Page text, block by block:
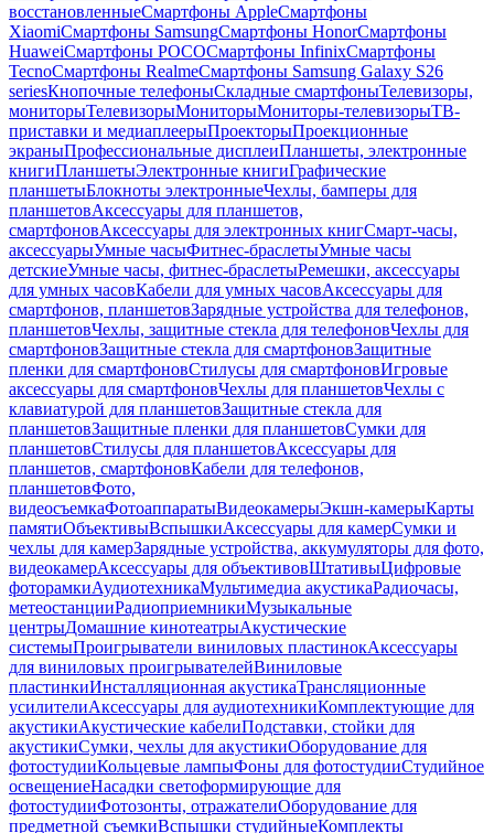
восстановленныеСмартфоны AppleСмартфоны
XiaomiСмартфоны SamsungСмартфоны HonorСмартфоны
HuaweiСмартфоны POCOСмартфоны InfinixСмартфоны
TecnoСмартфоны RealmeСмартфоны Samsung Galaxy S26
seriesКнопочные телефоныСкладные смартфоныТелевизоры,
мониторыТелевизорыМониторыМониторы-телевизорыТВ-
приставки и медиаплеерыПроекторыПроекционные
экраныПрофессиональные дисплеиПланшеты, электронные
книгиПланшетыЭлектронные книгиГрафические
планшетыБлокноты электронныеЧехлы, бамперы для
планшетовАксессуары для планшетов,
смартфоновАксессуары для электронных книгСмарт-часы,
аксессуарыУмные часыФитнес-браслетыУмные часы
детскиеУмные часы, фитнес-браслетыРемешки, аксессуары
для умных часовКабели для умных часовАксессуары для
смартфонов, планшетовЗарядные устройства для телефонов,
планшетовЧехлы, защитные стекла для телефоновЧехлы для
смартфоновЗащитные стекла для смартфоновЗащитные
пленки для смартфоновСтилусы для смартфоновИгровые
аксессуары для смартфоновЧехлы для планшетовЧехлы с
клавиатурой для планшетовЗащитные стекла для
планшетовЗащитные пленки для планшетовСумки для
планшетовСтилусы для планшетовАксессуары для
планшетов, смартфоновКабели для телефонов,
планшетовФото,
видеосъемкаФотоаппаратыВидеокамерыЭкшн-камерыКарты
памятиОбъективыВспышкиАксессуары для камерСумки и
чехлы для камерЗарядные устройства, аккумуляторы для фото,
видеокамерАксессуары для объективовШтативыЦифровые
фоторамкиАудиотехникаМультимедиа акустикаРадиочасы,
метеостанцииРадиоприемникиМузыкальные
центрыДомашние кинотеатрыАкустические
системыПроигрыватели виниловых пластинокАксессуары
для виниловых проигрывателейВиниловые
пластинкиИнсталляционная акустикаТрансляционные
усилителиАксессуары для аудиотехникиКомплектующие для
акустикиАкустические кабелиПодставки, стойки для
акустикиСумки, чехлы для акустикиОборудование для
фотостудииКольцевые лампыФоны для фотостудииСтудийное
освещениеНасадки светоформирующие для
фотостудииФотозонты, отражателиОборудование для
предметной съемкиВспышки студийныеКомплекты